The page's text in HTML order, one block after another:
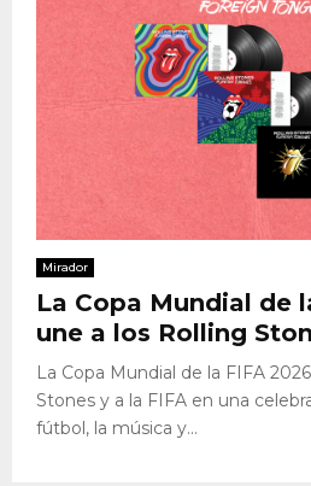
Mirador
La Copa Mundial de
une a los Rolling
La Copa Mundial de la FIFA
Stones y a la FIFA en una
fútbol, la música y...